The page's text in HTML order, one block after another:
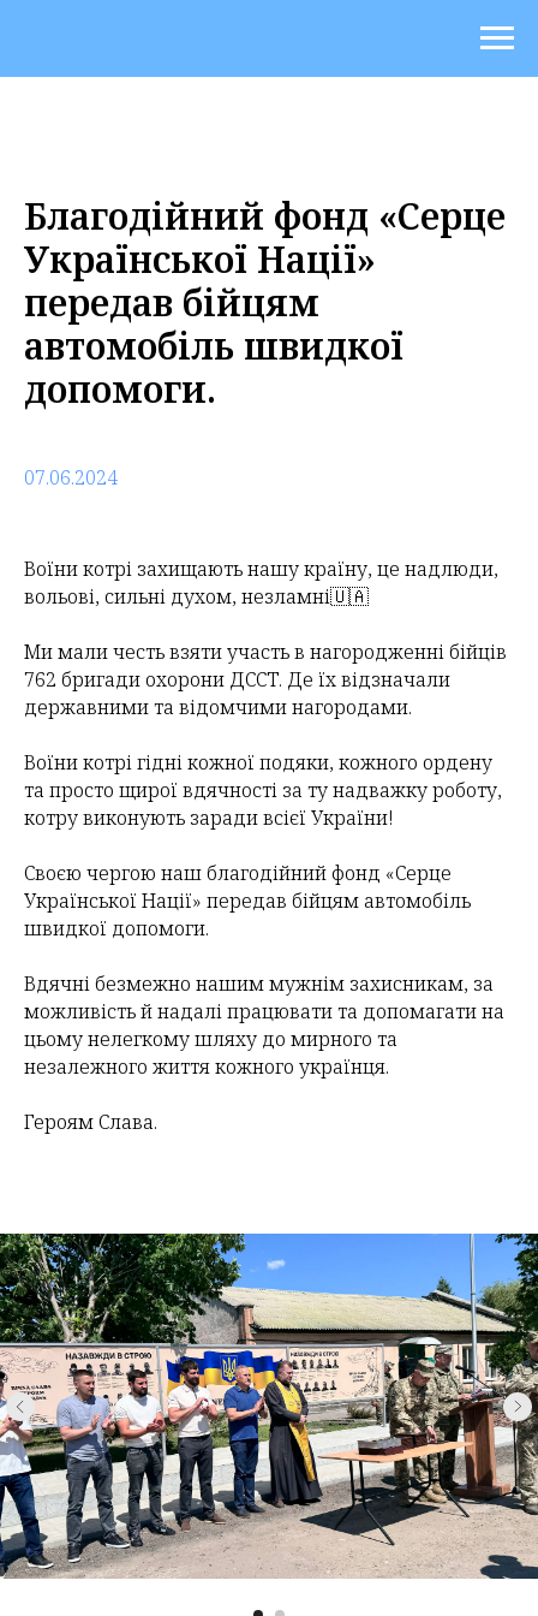
Благодійний фонд «Серце
Української Нації»
передав бійцям
автомобіль швидкої
допомоги.
07.06.2024
Воїни котрі захищають нашу країну, це надлюди,
вольові, сильні духом, незламні🇺🇦
Ми мали честь взяти участь в нагородженні бійців
762 бригади охорони ДССТ. Де їх відзначали
державними та відомчими нагородами.
Воїни котрі гідні кожної подяки, кожного ордену
та просто щирої вдячності за ту надважку роботу,
котру виконують заради всієї України!
Своєю чергою наш благодійний фонд «Серце
Української Нації» передав бійцям автомобіль
швидкої допомоги.
Вдячні безмежно нашим мужнім захисникам, за
можливість й надалі працювати та допомагати на
цьому нелегкому шляху до мирного та
незалежного життя кожного українця.
Героям Слава.